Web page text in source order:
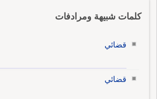
كلمات شبيهة ومرادفات
قضائي
قضائي